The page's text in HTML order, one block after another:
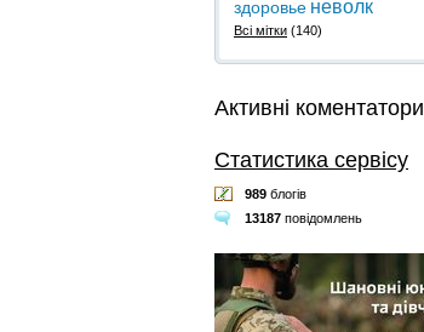
здоровье неволк
Всі мітки (140)
Активні коментатори
Статистика сервісу
989 блогів
13187 повідомлень